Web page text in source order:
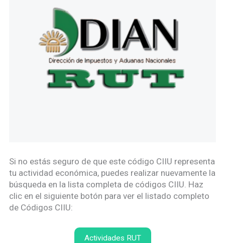
Si no estás seguro de que este código CIIU representa
tu actividad económica, puedes realizar nuevamente la
búsqueda en la lista completa de códigos CIIU. Haz
clic en el siguiente botón para ver el listado completo
de Códigos CIIU:
Actividades RUT